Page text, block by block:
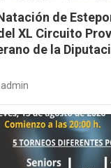
de
XL Circuito
de la
admin